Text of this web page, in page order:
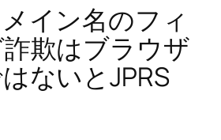
イン名のフィ
欺はブラウザ
ないとJPRS